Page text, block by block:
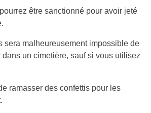
être sanctionné pour avoir jeté
sera malheureusement impossible de
dans un cimetière, sauf si vous utilisez
ramasser des confettis pour les